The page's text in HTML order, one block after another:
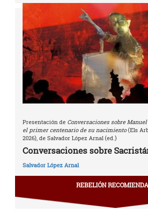
Presentación de Conversaciones sobre
el primer centenario de su nacimiento(Els
2026), de Salvador López Arnal (ed.)
Conversaciones sobre
Salvador López Arnal
REBELIÓN RECOMIENDA